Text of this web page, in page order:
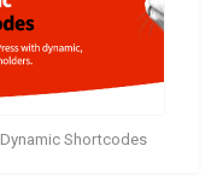
Dynamic Shortcodes